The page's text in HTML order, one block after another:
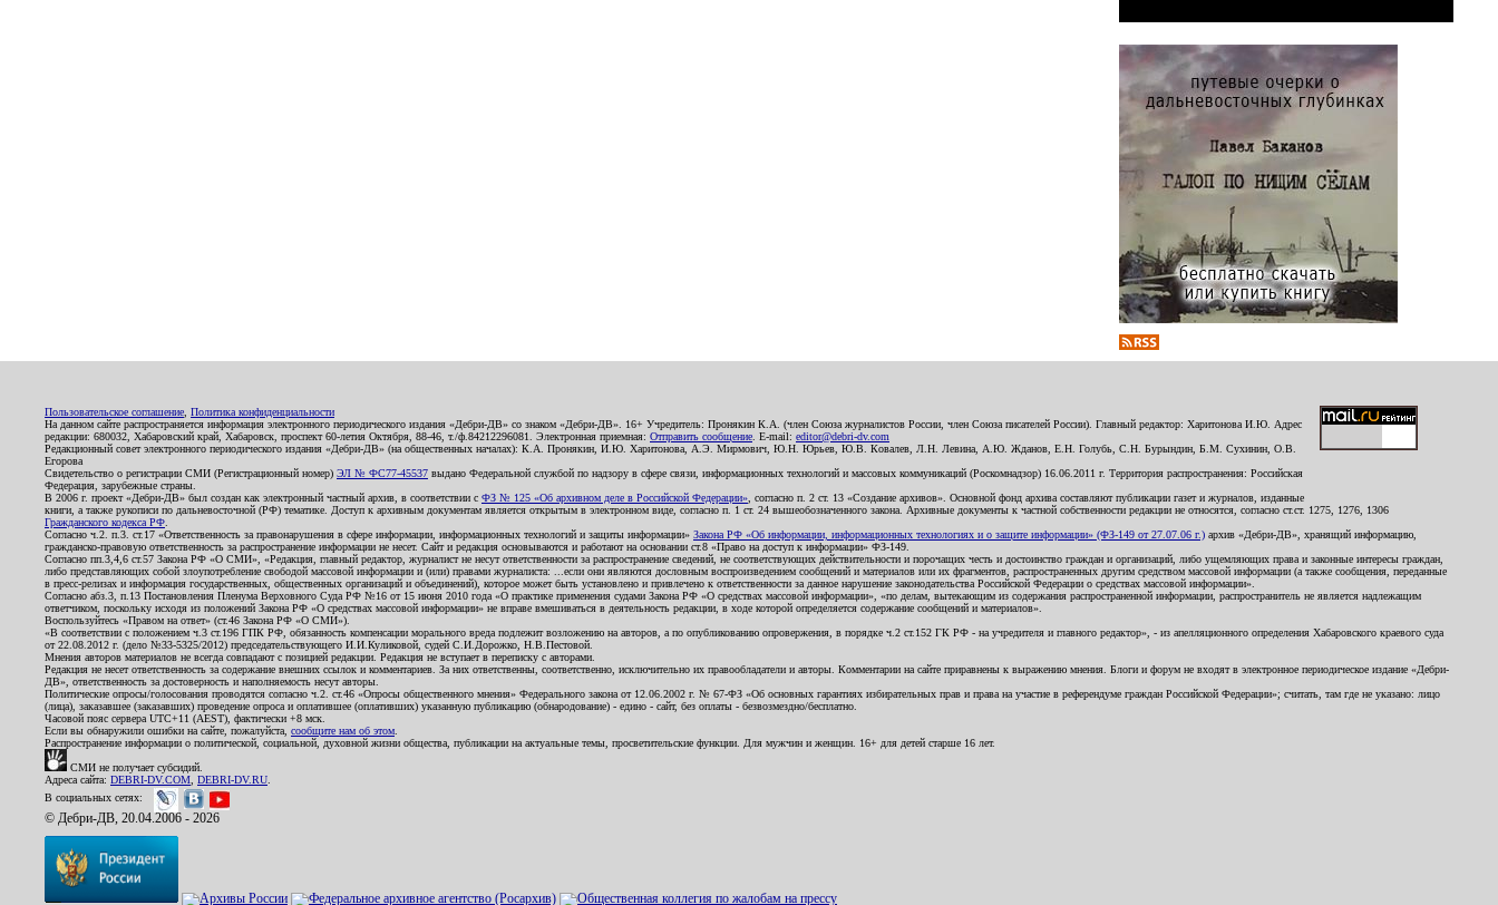
Пользовательское соглашение Политика конфиденциальности
На данном сайте распространяется информация электронного периодического издания «Дебри-ДВ» со знаком «Дебри-ДВ». 16+ Учредитель: Пронякин К.А. (член Союза журналистов России, член Союза писателей России). Главный редактор: Харитонова И.Ю. Адрес
редакции: 680032, Хабаровский край, Хабаровск, проспект 60-летия Октября, 88-46, т./ф.84212296081. Электронная приемная: Отправить сообщение . E-mail: editor@debri-dv.com
Редакционный совет электронного периодического издания «Дебри-ДВ» (на общественных началах): К.А. Пронякин, И.Ю. Харитонова, А.Э. Мирмович, Ю.Н. Юрьев, Ю.В. Ковалев, Л.Н. Левина, А.Ю. Жданов, Е.Н. Голубь, С.Н. Бурындин, Б.М. Сухинин, О.В.
Егорова
Свидетельство о регистрации СМИ (Регистрационный номер) ЭЛ № ФС77-45537 выдано Федеральной службой по надзору в сфере связи, информационных технологий и массовых коммуникаций (Роскомнадзор) 16.06.2011 г. Территория распространения: Российская
Федерация, зарубежные страны.
В 2006 г. проект «Дебри-ДВ» был создан как электронный частный архив, в соответствии с ФЗ № 125 «Об архивном деле в Российской Федерации» , согласно п. 2 ст. 13 «Создание архивов». Основной фонд архива составляют публикации газет и журналов, изданные
книги, а также рукописи по дальневосточной (РФ) тематике. Доступ к архивным документам является открытым в электронном виде, согласно п. 1 ст. 24 вышеобозначенного закона. Архивные документы к частной собственности редакции не относятся, согласно ст.ст. 1275, 1276, 1306
Гражданского кодекса РФ
Согласно ч.2. п.3. ст.17 «Ответственность за правонарушения в сфере информации, информационных технологий и защиты информации» Закона РФ «Об информации, информационных технологиях и о защите информации» (ФЗ-149 от 27.07.06 г.) архив «Дебри-ДВ», хранящий информацию,
гражданско-правовую ответственность за распространение информации не несет. Сайт и редакция основываются и работают на основании ст.8 «Право на доступ к информации» ФЗ-149.
Согласно пп.3,4,6 ст.57 Закона РФ «О СМИ», «Редакция, главный редактор, журналист не несут ответственности за распространение сведений, не соответствующих действительности и порочащих честь и достоинство граждан и организаций, либо ущемляющих права и законные интересы граждан,
либо представляющих собой злоупотребление свободой массовой информации и (или) правами журналиста: ...если они являются дословным воспроизведением сообщений и материалов или их фрагментов, распространенных другим средством массовой информации (а также сообщения, переданные
в пресс-релизах и информация государственных, общественных организаций и объединений), которое может быть установлено и привлечено к ответственности за данное нарушение законодательства Российской Федерации о средствах массовой информации».
Согласно абз.3, п.13 Постановления Пленума Верховного Суда РФ №16 от 15 июня 2010 года «О практике применения судами Закона РФ «О средствах массовой информации», «по делам, вытекающим из содержания распространенной информации, распространитель не является надлежащим
ответчиком, поскольку исходя из положений Закона РФ «О средствах массовой информации» не вправе вмешиваться в деятельность редакции, в ходе которой определяется содержание сообщений и материалов».
Воспользуйтесь «Правом на ответ» (ст.46 Закона РФ «О СМИ»).
«В соответствии с положением ч.3 ст.196 ГПК РФ, обязанность компенсации морального вреда подлежит возложению на авторов, а по опубликованию опровержения, в порядке ч.2 ст.152 ГК РФ - на учредителя и главного редактор», - из апелляционного определения Хабаровского краевого суда
от 22.08.2012 г. (дело №33-5325/2012) председательствующего И.И.Куликовой, судей С.И.Дорожко, Н.В.Пестовой.
Мнения авторов материалов не всегда совпадают с позицией редакции. Редакция не вступает в переписку с авторами.
Редакция не несет ответственность за содержание внешних ссылок и комментариев. За них ответственны, соответственно, исключительно их правообладатели и авторы. Комментарии на сайте приравнены к выражению мнения. Блоги и форум не входят в электронное периодическое издание «Дебри-
ДВ», ответственность за достоверность и наполняемость несут авторы.
Политические опросы/голосования проводятся согласно ч.2. ст.46 «Опросы общественного мнения» Федерального закона от 12.06.2002 г. № 67-ФЗ «Об основных гарантиях избирательных прав и права на участие в референдуме граждан Российской Федерации»; считать, там где не указано: лицо
(лица), заказавшее (заказавших) проведение опроса и оплатившее (оплативших) указанную публикацию (обнародование) - едино - сайт, без оплаты - безвозмездно/бесплатно.
Часовой пояс сервера UTC+11 (AEST), фактически +8 мск.
Если вы обнаружили ошибки на сайте, пожалуйста, сообщите нам об этом
Распространение информации о политической, социальной, духовной жизни общества, публикации на актуальные темы, просветительские функции. Для мужчин и женщин. 16+ для детей старше 16 лет.
СМИ не получает субсидий.
Адреса сайта: DEBRI-DV.COM DEBRI-DV.RU
В социальных сетях:
© Дебри-ДВ, 20.04.2006 - 2026